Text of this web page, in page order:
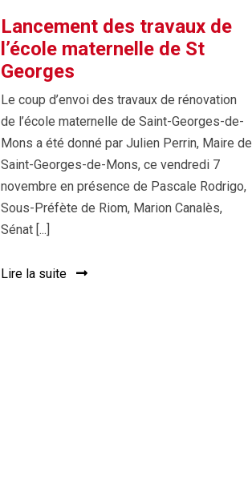
Lancement des travaux de
l’école maternelle de St
Georges
Le coup d’envoi des travaux de rénovation
de l’école maternelle de Saint-Georges-de-
Mons a été donné par Julien Perrin, Maire de
Saint-Georges-de-Mons, ce vendredi 7
novembre en présence de Pascale Rodrigo,
Sous-Préfète de Riom, Marion Canalès,
Sénat [...]
Lire la suite